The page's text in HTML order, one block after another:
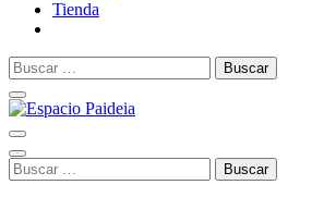
Tienda
Buscar:
Buscar: